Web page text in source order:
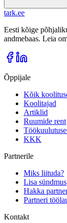
tark.ee
Eesti kõige
andmebaas. Leia
Õppijale
Kõik
Koolitajad
Artiklid
Ruumide rent
KKK
Partnerile
Miks liituda?
Lisa sündmus
Hakka
Partneri
Kontakt